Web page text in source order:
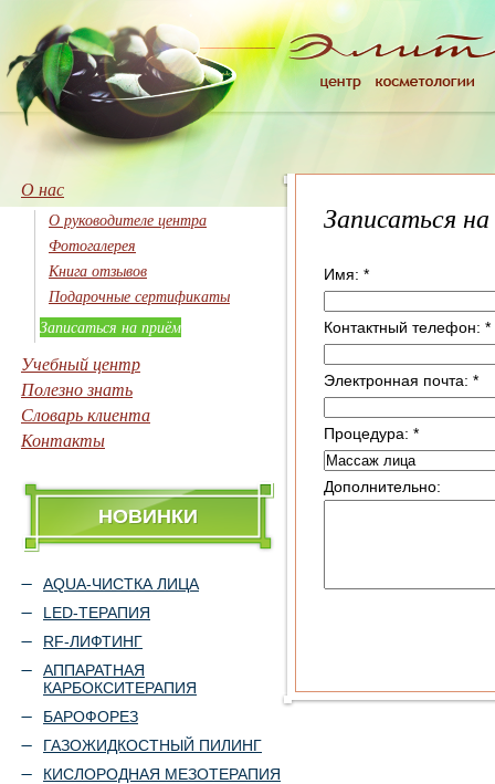
О нас
О руководителе центра
Фотогалерея
Книга отзывов
Подарочные сертификаты
Записаться на приём
Учебный центр
Полезно знать
Словарь клиента
Контакты
НОВИНКИ
AQUA-ЧИСТКА ЛИЦА
LED-ТЕРАПИЯ
RF-ЛИФТИНГ
АППАРАТНАЯ
КАРБОКСИТЕРАПИЯ
БАРОФОРЕЗ
ГАЗОЖИДКОСТНЫЙ ПИЛИНГ
КИСЛОРОДНАЯ МЕЗОТЕРАПИЯ
Записаться
Имя: *
Контактный телефон: *
Электронная почта: *
Процедура: *
Дополнительно: